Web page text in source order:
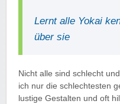
Lernt alle Yokai
über sie
Nicht alle sind schlecht
ich nur die schlechtesten
lustige Gestalten und oft